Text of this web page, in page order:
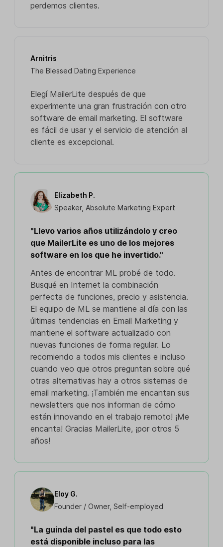
perdemos clientes.
Arnitris
The Blessed Dating Experience
Elegí MailerLite después de que
experimente una gran frustración con otro
software de email marketing. El software
es fácil de usar y el servicio de atención al
cliente es excepcional.
Elizabeth P.
Speaker, Absolute Marketing Expert
"Llevo varios años utilizándolo y creo
que MailerLite es uno de los mejores
software en los que he invertido."
Antes de encontrar ML probé de todo.
Busqué en Internet la combinación
perfecta de funciones, precio y asistencia.
El equipo de ML se mantiene al día con las
últimas tendencias en Email Marketing y
mantiene el software actualizado con
nuevas funciones de forma regular. Lo
recomiendo a todos mis clientes e incluso
cuando veo que otros preguntan sobre qué
otras alternativas hay a otros sistemas de
email marketing. ¡También me encantan sus
newsletters que nos informan de cómo
están innovando en el trabajo remoto! ¡Me
encanta! Gracias MailerLite, ¡por otros 5
años!
Eloy G.
Founder / Owner, Self-employed
"La guinda del pastel es que todo esto
está disponible incluso para las